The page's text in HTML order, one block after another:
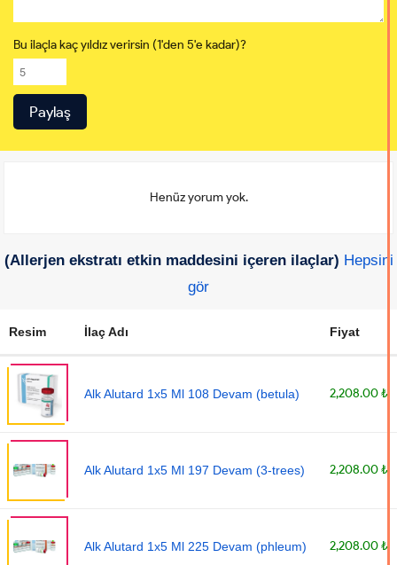
Bu ilaçla kaç yıldız verirsin (1'den 5'e kadar)?
Henüz yorum yok.
(Allerjen ekstratı etkin maddesini içeren ilaçlar) Hepsini
gör
Resim İlaç Adı Fiyat
Alk Alutard 1x5 Ml 108 Devam (betula) 2,208.00 ₺
Alk Alutard 1x5 Ml 197 Devam (3-trees) 2,208.00 ₺
Alk Alutard 1x5 Ml 225 Devam (phleum) 2,208.00 ₺